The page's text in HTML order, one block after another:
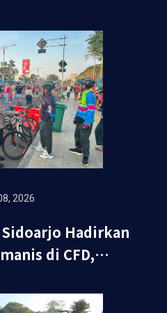
2026
Hadirkan
di CFD,